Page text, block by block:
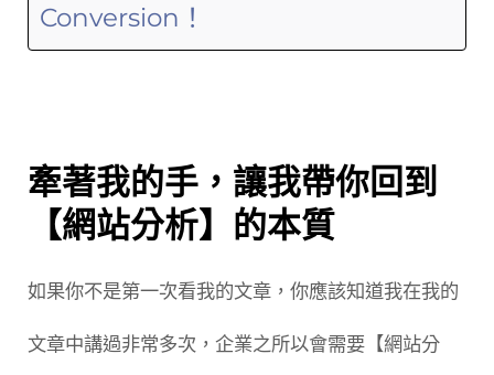
Conversion！
牽著我的手，讓我帶你回到
【網站分析】的本質
如果你不是第一次看我的文章，你應該知道我在我的
文章中講過非常多次，企業之所以會需要【網站分